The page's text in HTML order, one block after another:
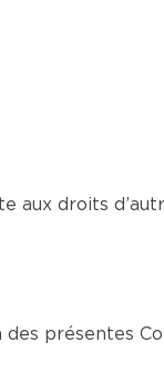
droits
présentes